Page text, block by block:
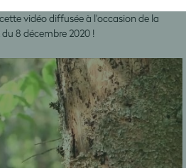
vidéo diffusée à l'occasion de la
du 8 décembre 2020 !